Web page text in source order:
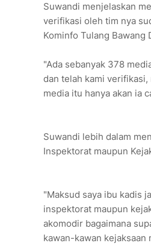
Suwandi menjelaskan
verifikasi oleh tim nya
Kominfo Tulang Bawang
"Ada sebanyak 378
dan telah kami
media itu hanya akan ia
Suwandi lebih dalam
Inspektorat maupun
"Maksud saya ibu kadis
inspektorat maupun
akomodir bagaimana
kawan-kawan